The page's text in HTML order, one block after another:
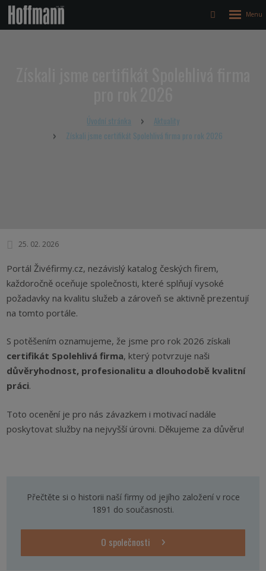
Vyhledávání
menu
Úvodní stránka
Aktuality
Získali jsme certifikát Spolehlivá firma pro rok 2026
25. 02. 2026
Portál Živéfirmy.cz, nezávislý katalog českých firem,
každoročně oceňuje společnosti, které splňují vysoké
požadavky na kvalitu služeb a zároveň se aktivně prezentují
na tomto portále.
S potěšením oznamujeme, že jsme pro rok 2026 získali
certifikát Spolehlivá firma, který potvrzuje naši
důvěryhodnost, profesionalitu a dlouhodobě kvalitní
práci.
Toto ocenění je pro nás závazkem i motivací nadále
poskytovat služby na nejvyšší úrovni. Děkujeme za důvěru!
Přečtěte si o historii naší firmy od jejího založení v roce
1891 do současnosti.
O společnosti